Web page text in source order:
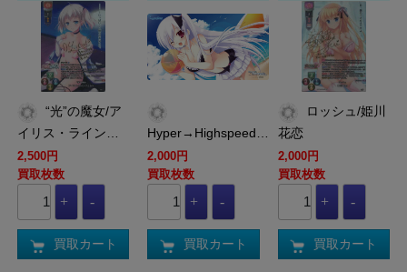
イリス・ライン…
2,500円
買取枚数
買取カート
Hyper→Highspeed…
2,000円
買取枚数
買取カート
花恋
2,000円
買取枚数
買取カート